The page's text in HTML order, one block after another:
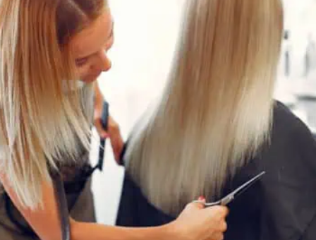
balíčku s překvapením a minimálně […]